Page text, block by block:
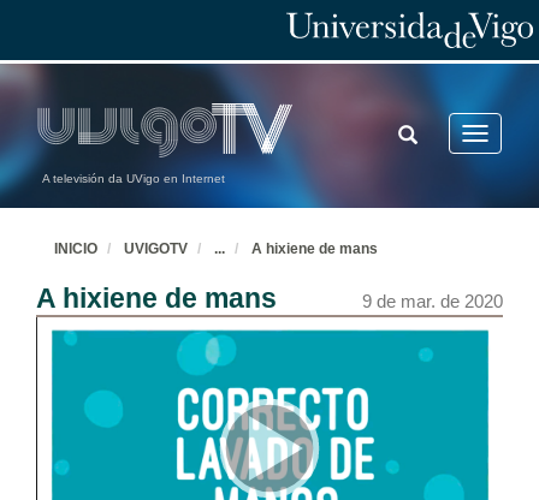
A televisión da UVigo en Internet
Toggle
TOGGLE
SEARCH
INICIO UVIGOTV ... A hixiene de mans
A hixiene de mans 9 de mar. de 2020